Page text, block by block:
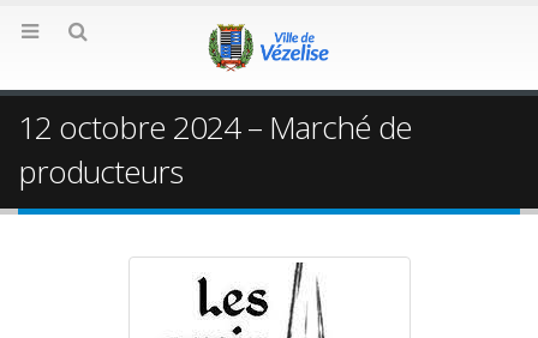
12 octobre 2024 – Marché de
producteurs